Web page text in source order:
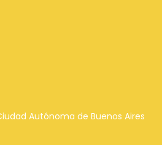
Autónoma de Buenos Aires